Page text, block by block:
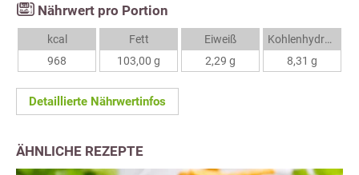
Nährwert pro Portion
kcal
968
Fett
103,00 g
Eiweiß
2,29 g
Kohlenhydrate
8,31 g
Detaillierte Nährwertinfos
ÄHNLICHE REZEPTE